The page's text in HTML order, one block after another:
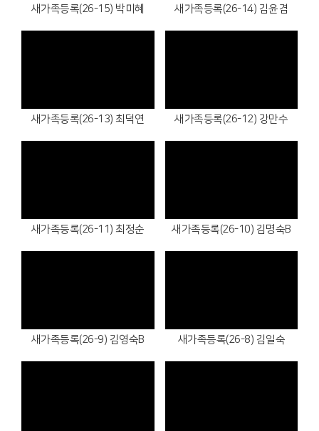
새가족등록(26-15) 박미혜 새가족등록(26-14) 김윤겸
새가족등록(26-13) 최덕연 새가족등록(26-12) 강만수
새가족등록(26-11) 최정순 새가족등록(26-10) 김명숙B
새가족등록(26-9) 김영숙B 새가족등록(26-8) 김일숙